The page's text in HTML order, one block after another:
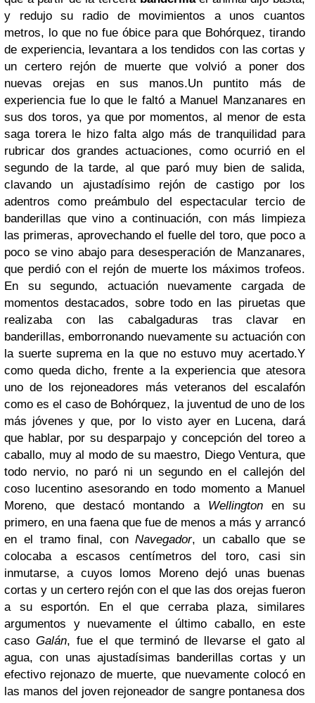
y redujo su radio de movimientos a unos cuantos
metros, lo que no fue óbice para que Bohórquez, tirando
de experiencia, levantara a los tendidos con las cortas y
un certero rejón de muerte que volvió a poner dos
nuevas orejas en sus manos.Un puntito más de
experiencia fue lo que le faltó a Manuel Manzanares en
sus dos toros, ya que por momentos, al menor de esta
saga torera le hizo falta algo más de tranquilidad para
rubricar dos grandes actuaciones, como ocurrió en el
segundo de la tarde, al que paró muy bien de salida,
clavando un ajustadísimo rejón de castigo por los
adentros como preámbulo del espectacular tercio de
banderillas que vino a continuación, con más limpieza
las primeras, aprovechando el fuelle del toro, que poco a
poco se vino abajo para desesperación de Manzanares,
que perdió con el rejón de muerte los máximos trofeos.
En su segundo, actuación nuevamente cargada de
momentos destacados, sobre todo en las piruetas que
realizaba con las cabalgaduras tras clavar en
banderillas, emborronando nuevamente su actuación con
la suerte suprema en la que no estuvo muy acertado.Y
como queda dicho, frente a la experiencia que atesora
uno de los rejoneadores más veteranos del escalafón
como es el caso de Bohórquez, la juventud de uno de los
más jóvenes y que, por lo visto ayer en Lucena, dará
que hablar, por su desparpajo y concepción del toreo a
caballo, muy al modo de su maestro, Diego Ventura, que
todo nervio, no paró ni un segundo en el callejón del
coso lucentino asesorando en todo momento a Manuel
Moreno, que destacó montando a Wellington en su
primero, en una faena que fue de menos a más y arrancó
en el tramo final, conNavegador, un caballo que se
colocaba a escasos centímetros del toro, casi sin
inmutarse, a cuyos lomos Moreno dejó unas buenas
cortas y un certero rejón con el que las dos orejas fueron
a su esportón. En el que cerraba plaza, similares
argumentos y nuevamente el último caballo, en este
caso Galán, fue el que terminó de llevarse el gato al
agua, con unas ajustadísimas banderillas cortas y un
efectivo rejonazo de muerte, que nuevamente colocó en
las manos del joven rejoneador de sangre pontanesa dos